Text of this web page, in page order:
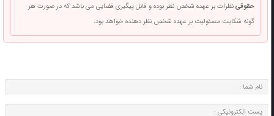
حقوقینظرات بر عهده شخص نظر بوده و قابل پیگیری قضایی می باشد که در صورت هر
گونه شکایت مسئولیت بر عهده شخص نظر دهنده خواهد بود.